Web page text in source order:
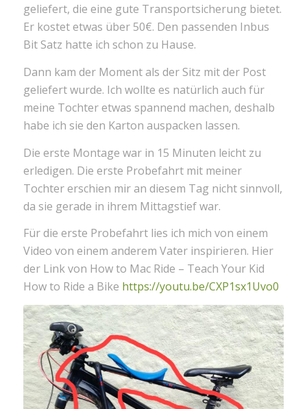
geliefert, die eine gute Transportsicherung bietet.
Er kostet etwas über 50€. Den passenden Inbus
Bit Satz hatte ich schon zu Hause.
Dann kam der Moment als der Sitz mit der Post
geliefert wurde. Ich wollte es natürlich auch für
meine Tochter etwas spannend machen, deshalb
habe ich sie den Karton auspacken lassen.
Die erste Montage war in 15 Minuten leicht zu
erledigen. Die erste Probefahrt mit meiner
Tochter erschien mir an diesem Tag nicht sinnvoll,
da sie gerade in ihrem Mittagstief war.
Für die erste Probefahrt lies ich mich von einem
Video von einem anderem Vater inspirieren. Hier
der Link von How to Mac Ride – Teach Your Kid
How to Ride a Bike https://youtu.be/CXP1sx1Uvo0